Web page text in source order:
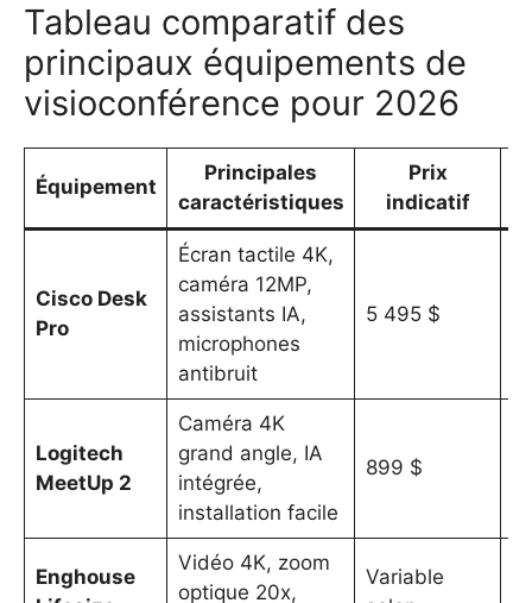
Tableau comparatif des
principaux équipements de
visioconférence pour 2026
Équipement
Principales
caractéristiques
Prix
indicatif
Cisco Desk
Pro
Écran tactile 4K,
caméra 12MP,
assistants IA,
microphones
antibruit
5 495 $
Logitech
MeetUp 2
Caméra 4K
grand angle, IA
intégrée,
installation facile
899 $
Enghouse
Vidéo 4K, zoom
optique 20x,
Variable